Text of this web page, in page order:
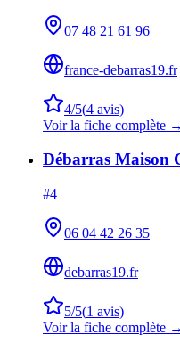
07 48 21 61 96
france-debarras19.fr
4/5(4 avis)
Voir la fiche complète →
Débarras Maison
#4
06 04 42 26 35
debarras19.fr
5/5(1 avis)
Voir la fiche complète →